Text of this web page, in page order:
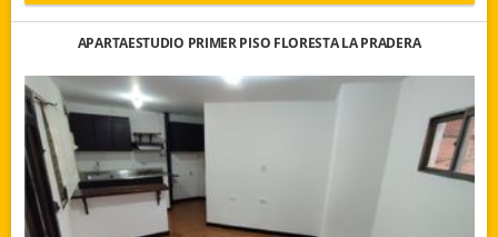
APARTAESTUDIO PRIMER PISO FLORESTA LA PRADERA